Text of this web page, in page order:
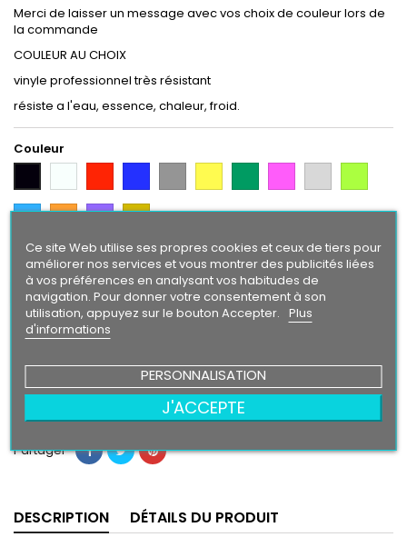
Merci de laisser un message avec vos choix de couleur lors de
la commande
COULEUR AU CHOIX
vinyle professionnel très résistant
résiste a l'eau, essence, chaleur, froid.
Couleur
ArgentCitron
Bleu
OrangeVioletGold
Finition
Brillant
Mat
Quantité  Ajouter au panier
Partager
DESCRIPTION DÉTAILS DU PRODUIT
Ce site Web utilise ses propres cookies et ceux de tiers pour
améliorer nos services et vous montrer des publicités liées
à vos préférences en analysant vos habitudes de
navigation. Pour donner votre consentement à son
utilisation, appuyez sur le bouton Accepter. Plus
d'informations
PERSONNALISATION
J'ACCEPTE